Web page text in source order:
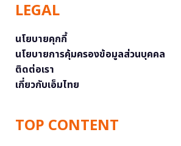
LEGAL
นโยบายคุกกี้
นโยบายการคุ้มครองข้อมูลส่วนบุคคล
ติดต่อเรา
เกี่ยวกับเอ็มไทย
TOP CONTENT